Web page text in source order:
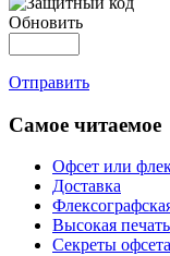
Обновить
Отправить
Самое читаемое
Офсет или
Доставка
Высокая печать
Секреты офсета